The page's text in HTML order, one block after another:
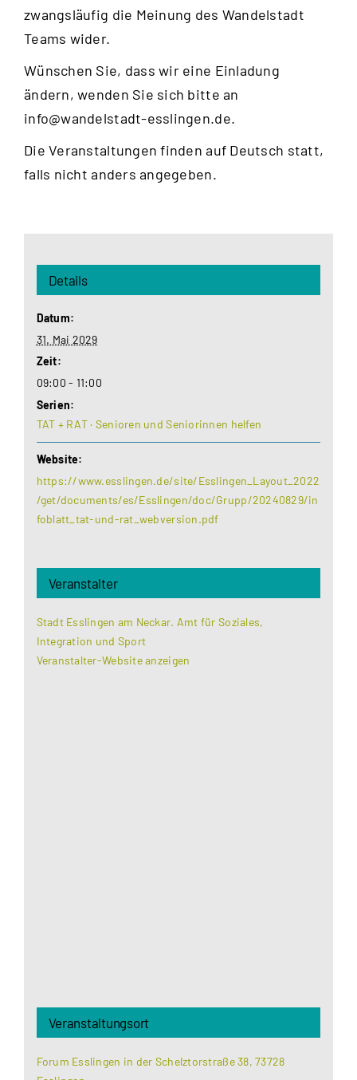
zwangsläufig die Meinung des Wandelstadt
Teams wider.
Wünschen Sie, dass wir eine Einladung
ändern, wenden Sie sich bitte an
info@wandelstadt-esslingen.de.
Die Veranstaltungen finden auf Deutsch statt,
falls nicht anders angegeben.
Details
Datum:
31. Mai 2029
Zeit:
09:00 - 11:00
Serien:
TAT + RAT · Senioren und Seniorinnen helfen
Website:
https://www.esslingen.de/site/Esslingen_Layout_2022
/get/documents/es/Esslingen/doc/Grupp/20240829/in
foblatt_tat-und-rat_webversion.pdf
Veranstalter
Stadt Esslingen am Neckar. Amt für Soziales,
Integration und Sport
Veranstalter-Website anzeigen
Veranstaltungsort
Forum Esslingen in der Schelztorstraße 38, 73728